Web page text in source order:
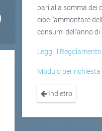
pari alla somma dei
cioè l’ammontare
consumi dell’anno
Leggi il
Modulo per
Indietro